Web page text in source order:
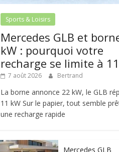
Sports & Loisirs
Mercedes GLB et
kW : pourquoi votre
recharge se limite à
7 août 2026 Bertrand
La borne annonce 22 kW, le GLB
11 kW Sur le papier, tout semble
une recharge rapide
Mercedes GLB